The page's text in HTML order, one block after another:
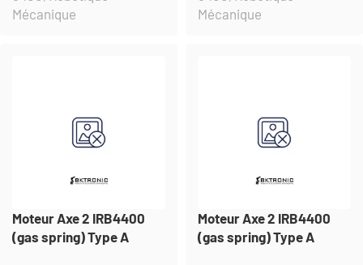
Mécanique
Mécanique
Moteur Axe 2 IRB4400
(gas spring) Type A
Moteur Axe 2 IRB4400
(gas spring) Type A